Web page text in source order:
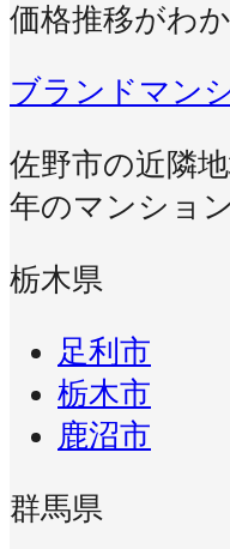
価格推移がわか
ブランドマン
佐野市の近隣
年のマンショ
栃木県
足利市
栃木市
鹿沼市
群馬県